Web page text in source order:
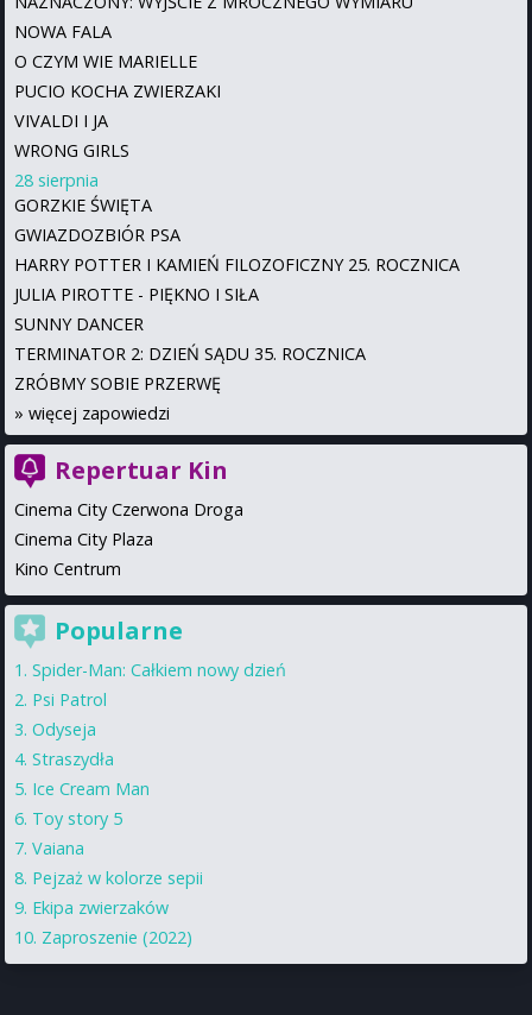
NOWA FALA
O CZYM WIE MARIELLE
PUCIO KOCHA ZWIERZAKI
VIVALDI I JA
WRONG GIRLS
28 sierpnia
GORZKIE ŚWIĘTA
GWIAZDOZBIÓR PSA
HARRY POTTER I KAMIEŃ FILOZOFICZNY 25. ROCZNICA
JULIA PIROTTE - PIĘKNO I SIŁA
SUNNY DANCER
TERMINATOR 2: DZIEŃ SĄDU 35. ROCZNICA
ZRÓBMY SOBIE PRZERWĘ
» więcej zapowiedzi
Repertuar Kin
Cinema City Czerwona Droga
Cinema City Plaza
Kino Centrum
Popularne
Spider-Man: Całkiem nowy dzień
Psi Patrol
Odyseja
Straszydła
Ice Cream Man
Toy story 5
Vaiana
Pejzaż w kolorze sepii
Ekipa zwierzaków
Zaproszenie (2022)